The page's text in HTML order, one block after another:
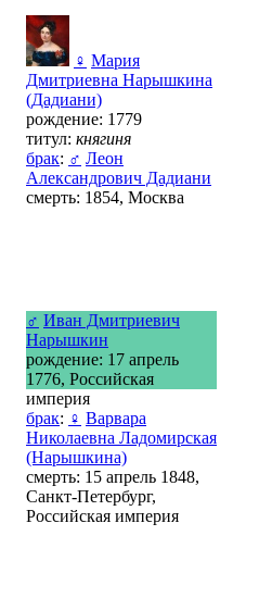
♀ Мария
Дмитриевна Нарышкина
(Дадиани)
рождение: 1779
титул: княгиня
брак: ♂ Леон
Александрович Дадиани
смерть: 1854, Москва
♂ Иван Дмитриевич
Нарышкин
рождение: 17 апрель
1776, Российская
империя
брак: ♀ Варвара
Николаевна Ладомирская
(Нарышкина)
смерть: 15 апрель 1848,
Санкт-Петербург,
Российская империя